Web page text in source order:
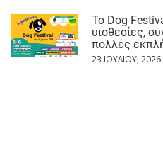
Το Dog
υιοθεσίες,
πολλές
23 ΙΟΥΛΊΟΥ, 2026